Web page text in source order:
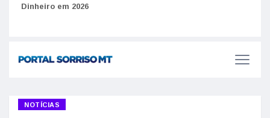
Dinheiro em 2026
NOTÍCIAS